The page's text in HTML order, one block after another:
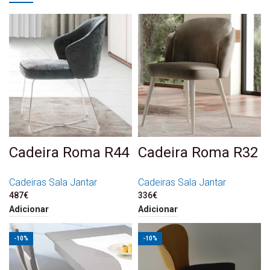
Cadeira Roma R44
Cadeiras Sala Jantar
487€
Adicionar
Cadeira Roma R32
Cadeiras Sala Jantar
336€
Adicionar
-10% -10%